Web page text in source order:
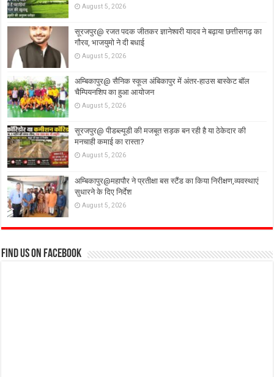
August 5, 2026
सूरजपुर@ रजत पदक जीतकर ज्ञानेश्वरी यादव ने बढ़ाया छत्तीसगढ़ का
गौरव, भाजयुमो ने दी बधाई
August 5, 2026
अम्बिकापुर@ सैनिक स्कूल अंबिकापुर में अंतर-हाउस बास्केट बॉल
चैम्पियनशिप का हुआ आयोजन
August 5, 2026
सूरजपुर@ पीडब्ल्यूडी की मजबूत सड़क बन रही है या ठेकेदार की
मनचाही कमाई का रास्ता?
August 5, 2026
अम्बिकापुर@महापौर ने प्रतीक्षा बस स्टैंड का किया निरीक्षण,व्यवस्थाएं
सुधारने के दिए निर्देश
August 5, 2026
Find us on Facebook